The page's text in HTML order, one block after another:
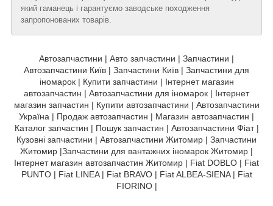
який гаманець і гарантуємо заводське походження
запропонованих товарів.
Автозапчастини | Авто запчастини | Запчастини |
Автозапчастини Київ | Запчастини Київ | Запчастини для
іномарок | Купити запчастини | Інтернет магазин
автозапчастин | Автозапчастини для іномарок | Інтернет
магазин запчастин | Купити автозапчастини | Автозапчастини
Україна | Продаж автозапчастин | Магазин автозапчастин |
Каталог запчастин | Пошук запчастин | Автозапчастини Фіат |
Кузовні запчастини | Автозапчастини Житомир | Запчастини
Житомир |Запчастини для вантажних іномарок Житомир |
Інтернет магазин автозапчастин Житомир | Fiat DOBLO | Fiat
PUNTO | Fiat LINEA | Fiat BRAVO | Fiat ALBEA-SIENA | Fiat
FIORINO |